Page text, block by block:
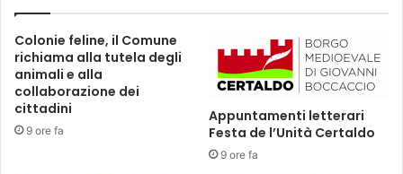
n
e
s
e
e
A
i
o
n
e
e
Colonie feline, il Comune
richiama alla tutela degli
animali e alla
collaborazione dei
cittadini
9 ore fa
Appuntamenti letterari
Festa de l’Unità Certaldo
9 ore fa